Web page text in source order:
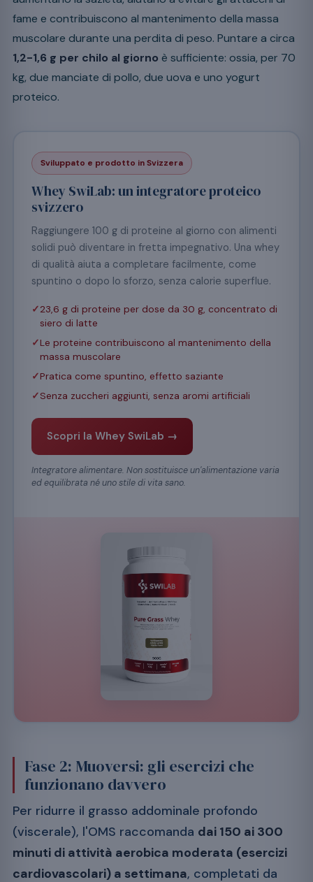
fame e contribuiscono al mantenimento della massa
muscolare durante una perdita di peso. Puntare a circa
1,2-1,6 g per chilo al giorno è sufficiente: ossia, per 70
kg, due manciate di pollo, due uova e uno yogurt
proteico.
Sviluppato e prodotto in Svizzera
Whey SwiLab: un integratore proteico
svizzero
Raggiungere 100 g di proteine al giorno con alimenti
solidi può diventare in fretta impegnativo. Una whey
di qualità aiuta a completare facilmente, come
spuntino o dopo lo sforzo, senza calorie superflue.
23,6 g di proteine per dose da 30 g, concentrato di
siero di latte
Le proteine contribuiscono al mantenimento della
massa muscolare
Pratica come spuntino, effetto saziante
Senza zuccheri aggiunti, senza aromi artificiali
Scopri la Whey SwiLab →
Integratore alimentare. Non sostituisce un'alimentazione varia
ed equilibrata né uno stile di vita sano.
Fase 2: Muoversi: gli esercizi che
funzionano davvero
Per ridurre il grasso addominale profondo
(viscerale), l'OMS raccomanda dai 150 ai 300
minuti di attività aerobica moderata (esercizi
cardiovascolari) a settimana, completati da